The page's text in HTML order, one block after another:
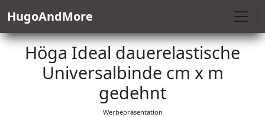
HugoAndMore
Höga Ideal dauerelastische
Universalbinde cm x m
gedehnt
Werbepräsentation